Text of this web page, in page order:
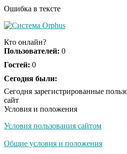
Ошибка в тексте
Кто онлайн?
Пользователей: 0
Гостей: 0
Сегодня были:
Сегодня зарегистрированные
сайт
Условия и положения
Условия пользования сайтом
Общие условия и положения